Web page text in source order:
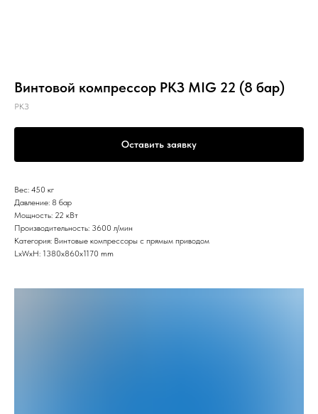
Винтовой компрессор РКЗ MIG 22 (8 бар)
РКЗ
Оставить заявку
Вес: 450 кг
Давление: 8 бар
Мощность: 22 кВт
Производительность: 3600 л/мин
Категория: Винтовые компрессоры с прямым приводом
LxWxH: 1380x860x1170 mm